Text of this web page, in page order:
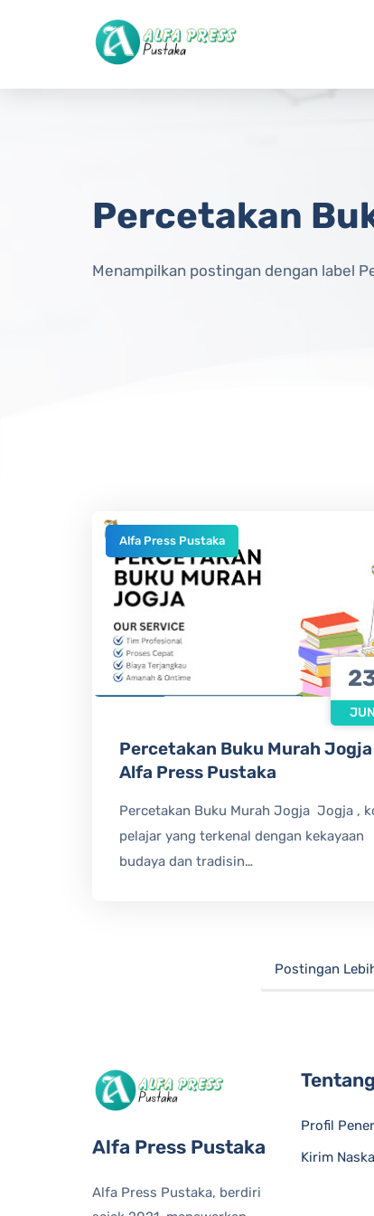
Langsung ke konten utama
Percetakan
Menampilkan postingan dengan label
Alfa Press Pustaka
JUN
Percetakan Buku Murah
Alfa Press Pustaka
Percetakan Buku Murah Jogja Jogja ,
pelajar yang terkenal dengan kekayaan
budaya dan tradisin…
Postingan
Alfa Press Pustaka
Alfa Press Pustaka, berdiri
Profil
Kirim